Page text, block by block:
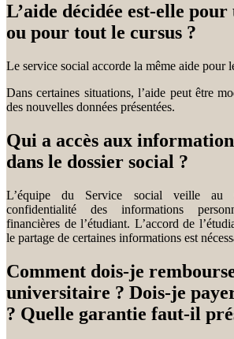
L’aide décidée est-elle pour
ou pour tout le cursus ?
Le service social accorde la même aide pour
Dans certaines situations, l’aide peut être
des nouvelles données présentées.
Qui a accès aux
dans le dossier social ?
L’équipe du Service social veille au
confidentialité des informations
financières de l’étudiant. L’accord de
le partage de certaines informations est
Comment dois-je
universitaire ? Dois-je
? Quelle garantie faut-il